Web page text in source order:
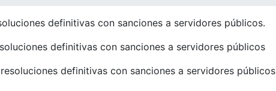
definitivas con sanciones a servidores públicos.
definitivas con sanciones a servidores públicos
definitivas con sanciones a servidores públicos